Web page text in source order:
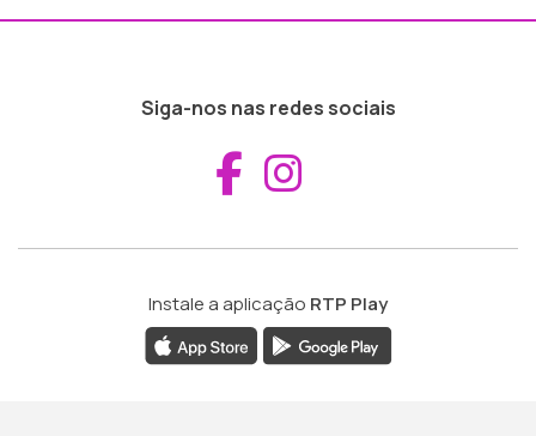
Siga-nos nas redes sociais
Aceder ao
Instale a aplicação RTP Play